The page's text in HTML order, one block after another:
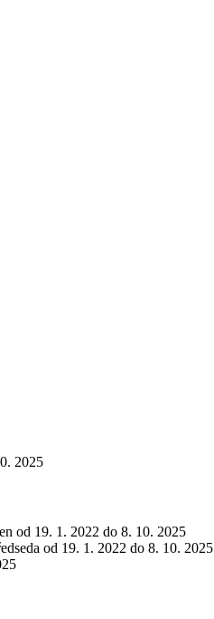
2025
od 19. 1. 2022 do 8. 10. 2025
od 19. 1. 2022 do 8. 10. 2025